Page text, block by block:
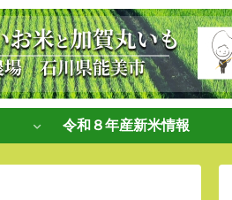
令和８年産新米情報